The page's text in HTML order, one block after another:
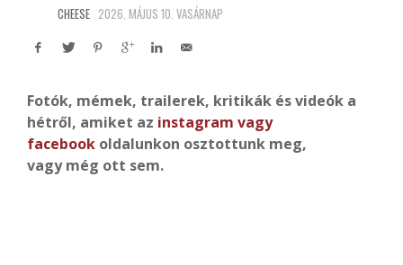
CHEESE 2026. MÁJUS 10. VASÁRNAP
Fotók, mémek, trailerek, kritikák és videók a
hétről, amiket az instagram vagy
facebook oldalunkon osztottunk meg,
vagy még ott sem.